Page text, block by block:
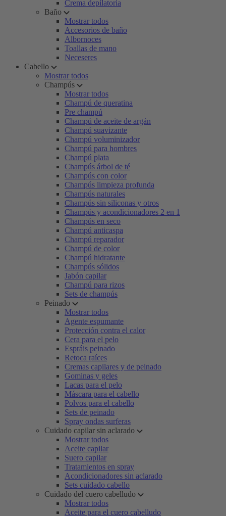
Crema depilatoria
Baño
Mostrar todos
Accesorios de baño
Albornoces
Toallas de mano
Neceseres
Cabello
Mostrar todos
Champús
Mostrar todos
Champú de queratina
Pre champú
Champú de aceite de argán
Champú suavizante
Champú voluminizador
Champú para hombres
Champú plata
Champús árbol de té
Champús con color
Champús limpieza profunda
Champús naturales
Champús sin siliconas y otros
Champús y acondicionadores 2 en 1
Champús en seco
Champú anticaspa
Champú reparador
Champú de color
Champú hidratante
Champús sólidos
Jabón capilar
Champú para rizos
Sets de champús
Peinado
Mostrar todos
Agente espumante
Protección contra el calor
Cera para el pelo
Espráis peinado
Retoca raíces
Cremas capilares y de peinado
Gominas y geles
Lacas para el pelo
Máscara para el cabello
Polvos para el cabello
Sets de peinado
Spray ondas surferas
Cuidado capilar sin aclarado
Mostrar todos
Aceite capilar
Suero capilar
Tratamientos en spray
Acondicionadores sin aclarado
Sets cuidado cabello
Cuidado del cuero cabelludo
Mostrar todos
Aceite para el cuero cabelludo